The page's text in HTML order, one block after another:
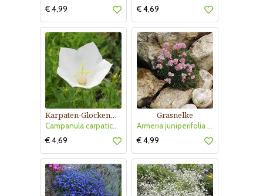
€ 4,99
€ 4,69
Karpaten-Glockenblume
Campanula carpatica 'Weiße Clips'
€ 4,69
Grasnelke
Armeria juniperifolia 'Bechwood'
€ 4,99